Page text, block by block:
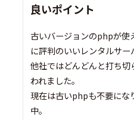
良いポイント
古いバージョンのphpが使
に評判のいいレンタルサー
他社ではどんどんと打ち
われました。
現在は古いphpも不要にな
中。